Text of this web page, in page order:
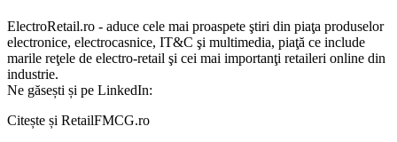
ElectroRetail.ro - aduce cele mai proaspete ştiri din piaţa produselor
electronice, electrocasnice, IT&C şi multimedia, piaţă ce include
marile reţele de electro-retail şi cei mai importanţi retaileri online din
industrie.
Ne găsești și pe LinkedIn:
Citește și RetailFMCG.ro